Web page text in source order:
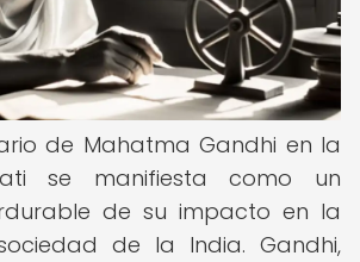
de Mahatma Gandhi en la
se manifiesta como un
de su impacto en la
de la India. Gandhi,